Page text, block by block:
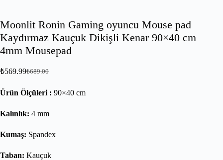
Moonlit Ronin Gaming oyuncu Mouse pad
Kaydırmaz Kauçuk Dikişli Kenar 90×40 cm
4mm Mousepad
₺689.00
₺569.99
Ürün Ölçüleri : 90×40 cm
Kalınlık: 4 mm
Kumaş: Spandex
Taban: Kauçuk